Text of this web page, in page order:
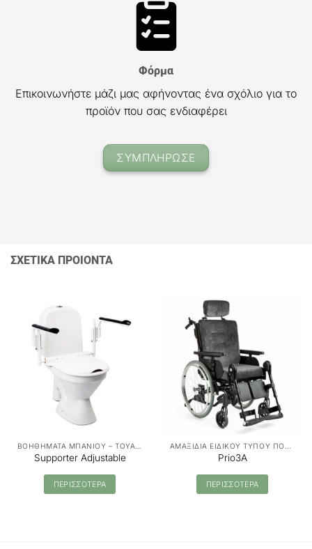
Φόρμα
Επικοινωνήστε μάζι μας αφήνοντας ένα σχόλιο για το
προϊόν που σας ενδιαφέρει
ΣΥΜΠΛΗΡΩΣΕ
ΣΧΕΤΙΚΑ ΠΡΟΙΟΝΤΑ
Supporter Adjustable
ΠΕΡΙΣΣΟΤΕΡΑ
Prio3A
ΠΕΡΙΣΣΟΤΕΡΑ